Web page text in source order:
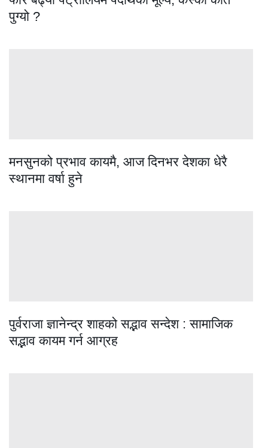
पुग्यो ?
मनसुनको प्रभाव कायमै, आज दिनभर देशका धेरै
स्थानमा वर्षा हुने
पुर्वराजा ज्ञानेन्द्र शाहको सद्भाव सन्देश : सामाजिक
सद्भाव कायम गर्न आग्रह